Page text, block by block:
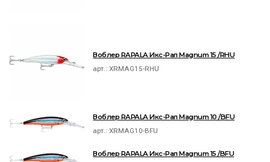
Воблер RAPALA Икс-Рап Magnum 15 /RHU
арт.:XRMAG15-RHU
Воблер RAPALA Икс-Рап Magnum 10 /BFU
арт.:XRMAG10-BFU
Воблер RAPALA Икс-Рап Magnum 15 /BFU